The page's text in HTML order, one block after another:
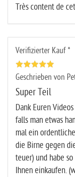
Très content de
Verifizierter Kauf *
Geschrieben von
Super Teil
Dank Euren
falls man etwas
mal ein
die Birne gegen
teuer) und habe
Ihnen einkaufen.